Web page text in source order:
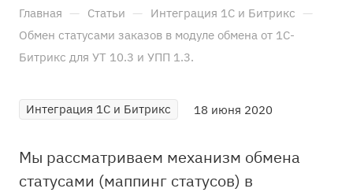
Главная — Статьи — Интеграция 1С и Битрикс —
Обмен статусами заказов в модуле обмена от 1С-
Битрикс для УТ 10.3 и УПП 1.3.
Интеграция 1С и Битрикс 18 июня 2020
Мы рассматриваем механизм обмена
статусами (маппинг статусов) в